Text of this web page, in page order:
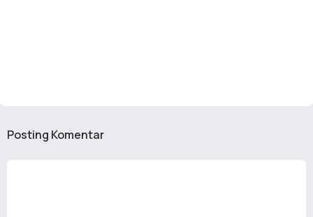
Posting Komentar